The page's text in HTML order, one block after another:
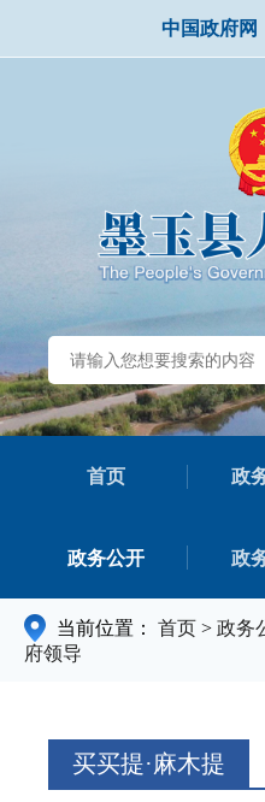
中国政府网
首页 政
政务公开 政
当前位置： 首页 > 政务
府领导
买买提·麻木提